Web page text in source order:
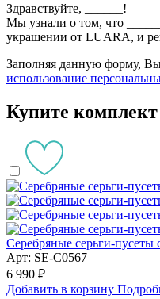
Здравствуйте,
!
Мы узнали о том, что
украшении от LUARA, и
Заполняя данную форму, Вы
использование
Купите комплект
Серебряные серьги-
Арт: SE-C0567
6 990 ₽
Добавить в корзину